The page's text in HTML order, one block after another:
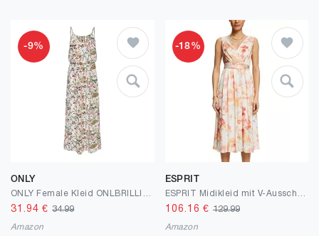
-9%
ONLY
31.94 €34.99
Amazon
-18%
ESPRIT
106.16 € 129.99
Amazon